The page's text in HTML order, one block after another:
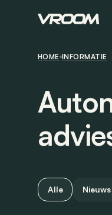
HOME INFORMATIE
Alle Nieuws